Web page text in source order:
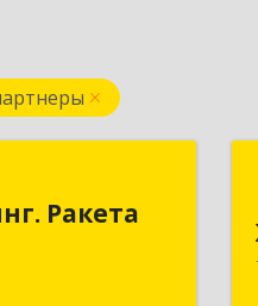
Ракета
Тимашевский р-
ца, Чайковского